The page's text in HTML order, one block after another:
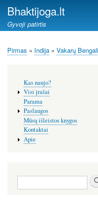
Bhaktijoga.lt
Gyvoji patirtis
Kelias
Pirmas Indija Vakarų
meniu
Kas naujo?
Visi įrašai
Parama
Paslaugos
Mūsų išleistos knygos
Kontaktai
Apie
Paieška